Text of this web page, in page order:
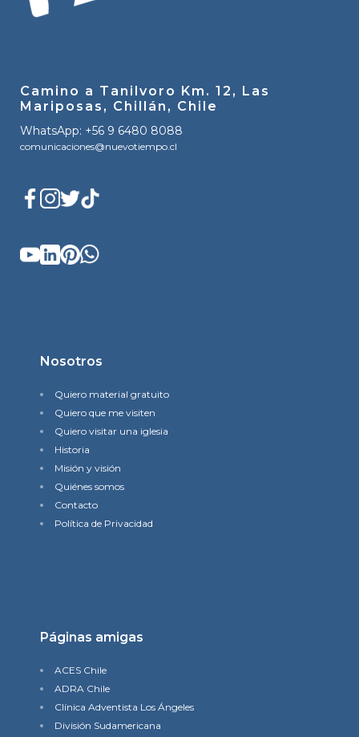
Camino a Tanilvoro Km. 12, Las
Mariposas, Chillán, Chile
WhatsApp: +56 9 6480 8088
comunicaciones@nuevotiempo.cl
Nosotros
Quiero material gratuito
Quiero que me visiten
Quiero visitar una iglesia
Historia
Misión y visión
Quiénes somos
Contacto
Política de Privacidad
Páginas amigas
ACES Chile
ADRA Chile
Clínica Adventista Los Ángeles
División Sudamericana